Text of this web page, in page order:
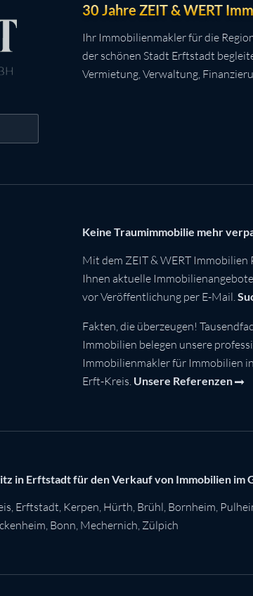
30 Jahre ZEIT & WERT
Ihr Immobilienmakler für die
der schönen Stadt Erftstadt
Vermietung, Verwaltung,
Keine Traumimmobilie mehr
Mit dem ZEIT & WERT Immobilien
Ihnen aktuelle
vor Veröffentlichung per E-Mail.
Fakten, die überzeugen!
Immobilien belegen unsere
Immobilienmakler für Immobilien
Erft-Kreis. Unsere Referenzen
in Erftstadt für den Verkauf von Immobilien im
, Erftstadt, Kerpen, Hürth, Brühl, Bornheim,
, Bonn, Mechernich, Zülpich